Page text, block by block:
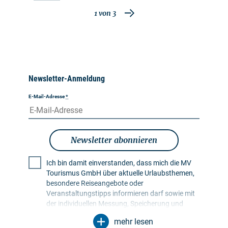
1 von 3
Newsletter-Anmeldung
E-Mail-Adresse*
Newsletter abonnieren
Ich bin damit einverstanden, dass mich die MV
Tourismus GmbH über aktuelle Urlaubsthemen,
besondere Reiseangebote oder
Veranstaltungstipps informieren darf sowie mit
der individuellen Messung, Speicherung und
Auswertung von Öffnungs- und Klickraten in
Empfängerprofilen zu Zwecken der Gestaltung
mehr lesen